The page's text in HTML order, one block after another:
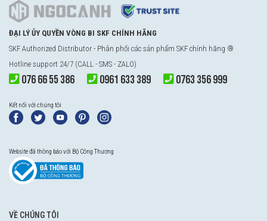
ĐẠI LÝ ỦY QUYỀN VÒNG BI SKF CHÍNH HÃNG
SKF Authorized Distributor - Phân phối các sản phẩm SKF chính hãng ®
Hotline support 24/7 (CALL - SMS - ZALO)
076 66 55 386 0961 633 389 0763 356 999
Kết nối với chúng tôi
Website đã thông báo với Bộ Công Thương
VỀ CHÚNG TÔI